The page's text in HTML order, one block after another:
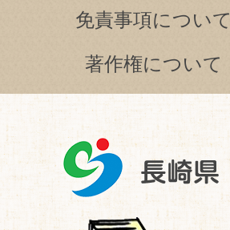
免責事項について
著作権について